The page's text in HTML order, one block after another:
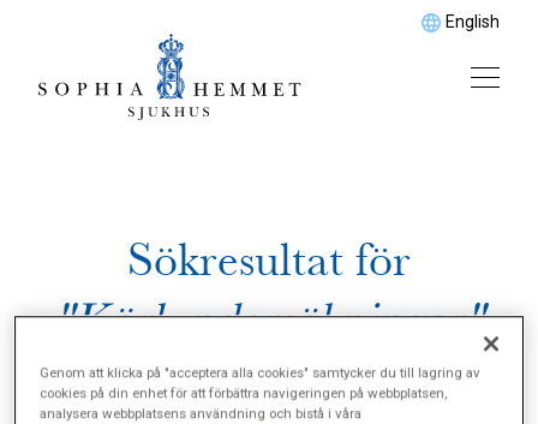
English
Sökresultat för
"Kärlundersökningar"
Genom att klicka på "acceptera alla cookies" samtycker du till lagring av
cookies på din enhet för att förbättra navigeringen på webbplatsen,
analysera webbplatsens användning och bistå i våra